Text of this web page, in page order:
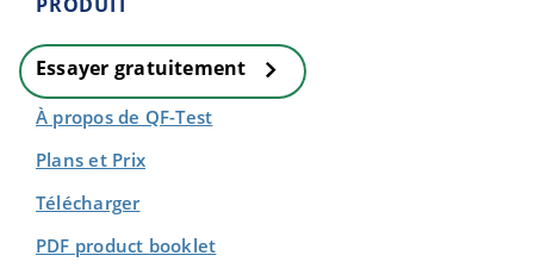
Essayer gratuitement
À propos de QF-Test
Plans et Prix
Télécharger
PDF product booklet